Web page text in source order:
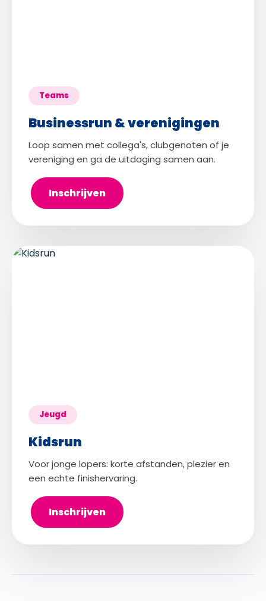
Teams
Businessrun & verenigingen
Loop samen met collega's, clubgenoten of je
vereniging en ga de uitdaging samen aan.
Inschrijven
Jeugd
Kidsrun
Voor jonge lopers: korte afstanden, plezier en
een echte finishervaring.
Inschrijven